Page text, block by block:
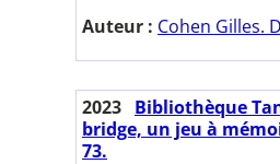
Auteur : Cohen Gilles.
2023 Bibliothèque
bridge, un jeu à
73.